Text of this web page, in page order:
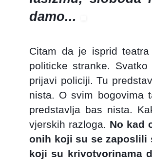
damo...
Citam da je isprid
politicke stranke.
prijavi policiji. Tu
nista. O svim bogovima
predstavlja bas nista.
vjerskih razloga. No kad
onih koji su se zaposlili
koji su krivotvorinama